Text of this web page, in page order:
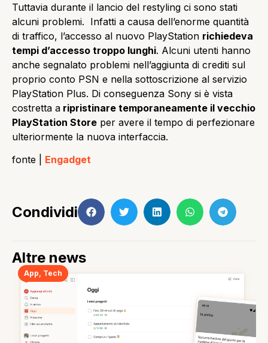
Tuttavia durante il lancio del restyling ci sono stati
alcuni problemi. Infatti a causa dell’enorme quantità
di traffico, l’accesso al nuovo PlayStation richiedeva
tempi d’accesso troppo lunghi. Alcuni utenti hanno
anche segnalato problemi nell’aggiunta di crediti sul
proprio conto PSN e nella sottoscrizione al servizio
PlayStation Plus. Di conseguenza Sony si è vista
costretta a ripristinare temporaneamente il vecchio
PlayStation Store per avere il tempo di perfezionare
ulteriormente la nuova interfaccia.
fonte | Engadget
Condividi
Altre news
App, Tech